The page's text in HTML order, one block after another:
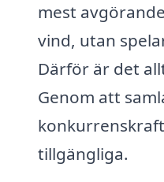
mest
vind, utan
Därför är det
Genom att
tillgängliga.